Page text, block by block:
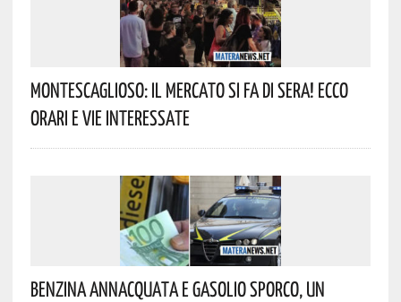
Montescaglioso: Il Mercato Si Fa Di Sera! Ecco
Orari E Vie Interessate
Benzina Annacquata E Gasolio Sporco, Un